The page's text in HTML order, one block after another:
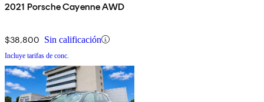
2021 Porsche Cayenne AWD
$38,800 Sin calificación
Incluye tarifas de conc.